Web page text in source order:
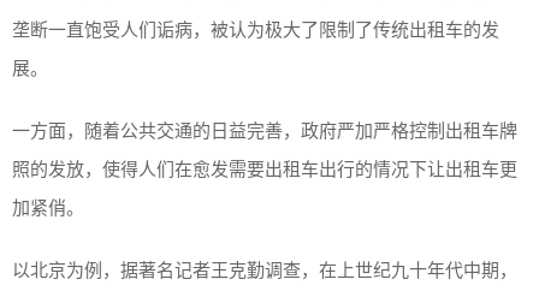
垄断一直饱受人们诟病，被认为极大了限制了传统出租车的发
展。
一方面，随着公共交通的日益完善，政府严加严格控制出租车牌
照的发放，使得人们在愈发需要出租车出行的情况下让出租车更
加紧俏。
以北京为例，据著名记者王克勤调查，在上世纪九十年代中期，